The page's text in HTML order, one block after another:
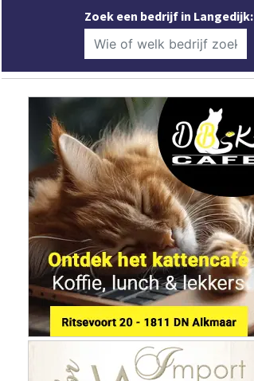
Zoek een bedrijf in Langedijk: